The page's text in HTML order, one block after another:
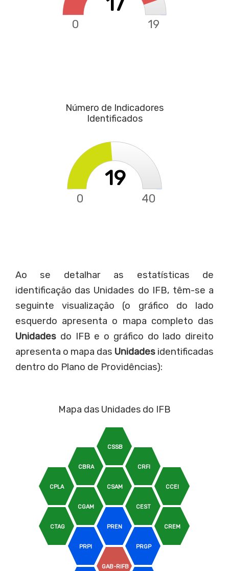
0 19
Número de Indicadores
Identificados
0 40
19
Ao se detalhar as estatísticas de
identificação das Unidades do IFB, têm-se a
seguinte visualização (o gráfico do lado
esquerdo apresenta o mapa completo das
Unidades do IFB e o gráfico do lado direito
apresenta o mapa das Unidades identificadas
dentro do Plano de Providências):
Mapa das Unidades do IFB
CBRA
CCEI
CEST
CGAM
CPLA
CREM
CRFI
CSAM
CSSB
CTAG
GAB-RIFB
PREN
PRGP
PRPI